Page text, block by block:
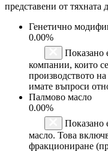
представени от тяхната
Генетично
0.00%
Показано
компании, които
производството
имате въпроси
Палмово масло
0.00%
Показано
масло. Това
фракциониране